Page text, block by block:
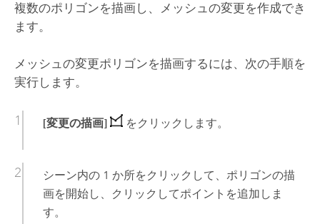
複数のポリゴンを描画し、メッシュの変更を作成でき
ます。
メッシュの変更ポリゴンを描画するには、次の手順を
実行します。
[変更の描画] をクリックします。
シーン内の 1 か所をクリックして、ポリゴンの描
画を開始し、クリックしてポイントを追加しま
す。